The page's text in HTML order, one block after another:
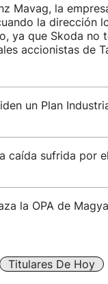
Mavag, la
la dirección
ya que Skoda no
accionistas de
un Plan
caída sufrida por
la OPA de
Titulares De Hoy